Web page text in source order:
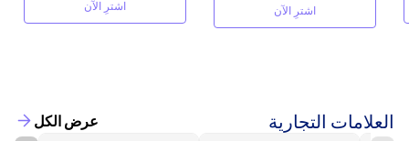
اشترِ الآن اشترِ الآن
العلامات التجارية عرض الكل